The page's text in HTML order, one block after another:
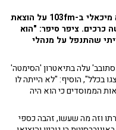
מבקר התרבות בני ציפר שוחח עם רבקה מיכאלי ב-103fm על הוצאת
כרכים. ציפר סיפר: "הוא
שהתנפל על מנהלי
עלה בתיאטרון 'הסימטה'
בכלל", הוסיף: "לא הייתה לו
הממוסדים כי הוא היה
וזה מה שעשו, זהבה כספי